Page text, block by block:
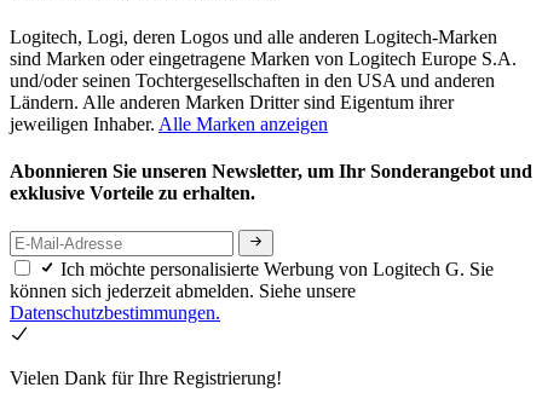
Logitech, Logi, deren Logos und alle anderen Logitech-Marken
sind Marken oder eingetragene Marken von Logitech Europe S.A.
und/oder seinen Tochtergesellschaften in den USA und anderen
Ländern. Alle anderen Marken Dritter sind Eigentum ihrer
jeweiligen Inhaber. Alle Marken anzeigen
Abonnieren Sie unseren Newsletter, um Ihr Sonderangebot und
exklusive Vorteile zu erhalten.
Ich möchte personalisierte Werbung von Logitech G. Sie
können sich jederzeit abmelden. Siehe unsere
Datenschutzbestimmungen.
Vielen Dank für Ihre Registrierung!